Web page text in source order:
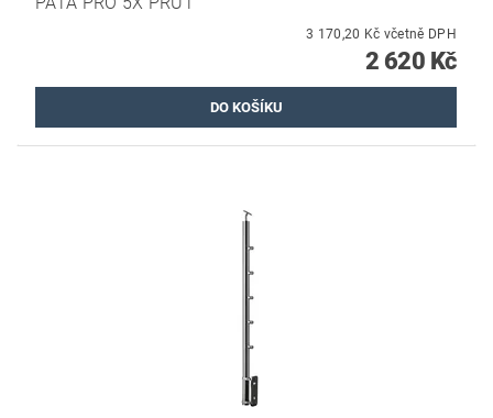
3 170,20 Kč včetně DPH
2 620 Kč